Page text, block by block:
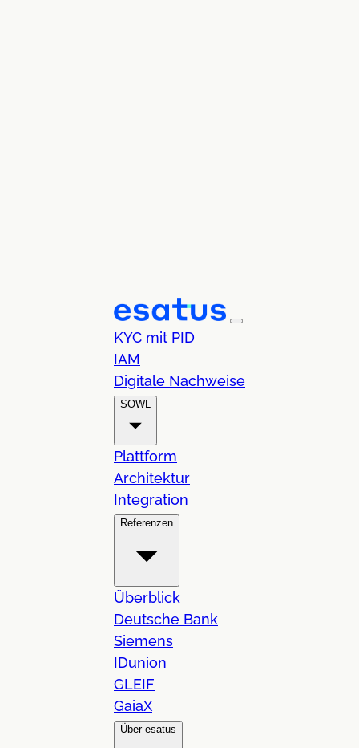
KYC mit PID
IAM
Digitale Nachweise
SOWL
Plattform
Architektur
Integration
Referenzen
Überblick
Deutsche Bank
Siemens
IDunion
GLEIF
GaiaX
Über esatus